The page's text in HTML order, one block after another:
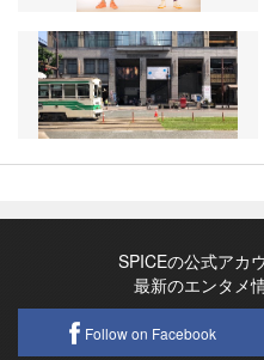
SPICEの公式アカ
最新のエンタメ
Follow on Facebook